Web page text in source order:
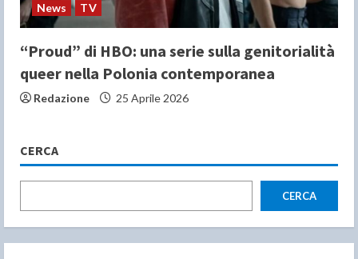
News TV
“Proud” di HBO: una serie sulla genitorialità
queer nella Polonia contemporanea
Redazione 25 Aprile 2026
CERCA
CERCA